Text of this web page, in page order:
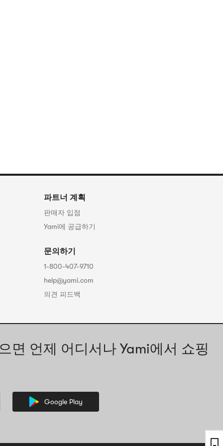
파트너 계획
판매자 입점
Yami에 공급하기
문의하기
1-800-407-9710
help@yami.com
의견 피드백
면 언제 어디서나 Yami에서 쇼핑
Google Play